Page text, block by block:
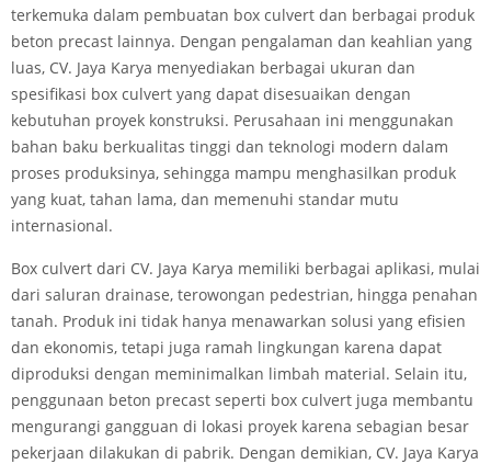
terkemuka dalam pembuatan box culvert dan berbagai produk
beton precast lainnya. Dengan pengalaman dan keahlian yang
luas, CV. Jaya Karya menyediakan berbagai ukuran dan
spesifikasi box culvert yang dapat disesuaikan dengan
kebutuhan proyek konstruksi. Perusahaan ini menggunakan
bahan baku berkualitas tinggi dan teknologi modern dalam
proses produksinya, sehingga mampu menghasilkan produk
yang kuat, tahan lama, dan memenuhi standar mutu
internasional.
Box culvert dari CV. Jaya Karya memiliki berbagai aplikasi, mulai
dari saluran drainase, terowongan pedestrian, hingga penahan
tanah. Produk ini tidak hanya menawarkan solusi yang efisien
dan ekonomis, tetapi juga ramah lingkungan karena dapat
diproduksi dengan meminimalkan limbah material. Selain itu,
penggunaan beton precast seperti box culvert juga membantu
mengurangi gangguan di lokasi proyek karena sebagian besar
pekerjaan dilakukan di pabrik. Dengan demikian, CV. Jaya Karya